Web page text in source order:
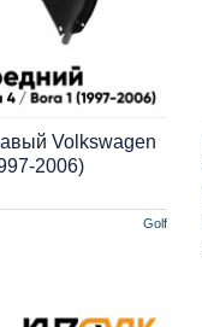
Golf
Volkswagen
2006)